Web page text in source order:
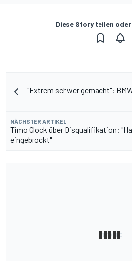
Diese Story teilen
"Extrem schwer gemacht":
NÄCHSTER ARTIKEL
Timo Glock über Disqualifikation:
eingebrockt"